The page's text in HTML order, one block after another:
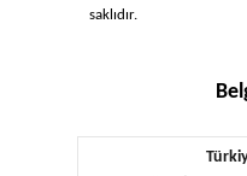
saklıdır.